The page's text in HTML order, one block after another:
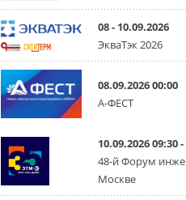
партнёрство за
Президент Омского
Москве Михаил
Омск с
31 ИЮЛЯ 2026
Carrier
флагманский
работающую на
31 ИЮЛЯ 2026
Mitsubishi
08 - 10.09.2026
ЭкваТэк 2026
08.09.2026 00:00
А-ФЕСТ
10.09.2026 09:30
48-й Форум
Москве